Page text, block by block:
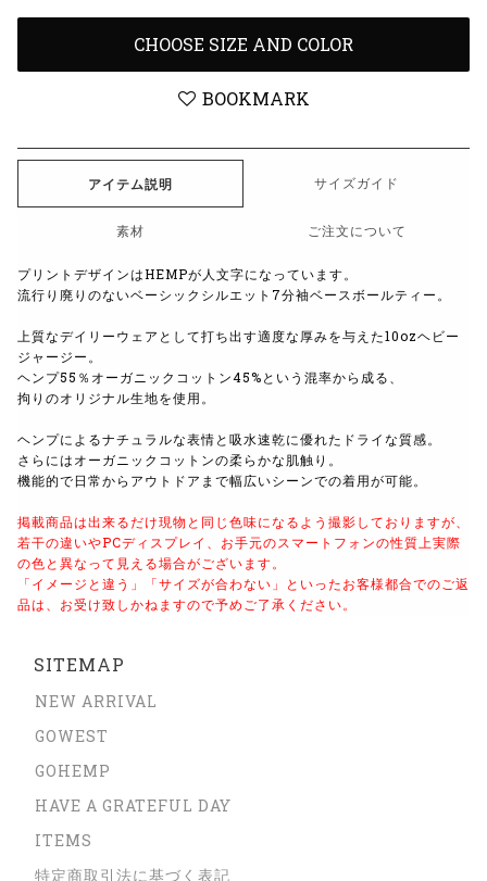
CHOOSE SIZE AND COLOR
BOOKMARK
アイテム説明 サイズガイド
素材 ご注文について
プリントデザインはHEMPが人文字になっています。
流行り廃りのないベーシックシルエット7分袖ベースボールティー。
上質なデイリーウェアとして打ち出す適度な厚みを与えた10ozヘビー
ジャージー。
ヘンプ55％オーガニックコットン45%という混率から成る、
拘りのオリジナル生地を使用。
ヘンプによるナチュラルな表情と吸水速乾に優れたドライな質感。
さらにはオーガニックコットンの柔らかな肌触り。
機能的で日常からアウトドアまで幅広いシーンでの着用が可能。
掲載商品は出来るだけ現物と同じ色味になるよう撮影しておりますが、
若干の違いやPCディスプレイ、お手元のスマートフォンの性質上実際
の色と異なって見える場合がございます。
「イメージと違う」「サイズが合わない」といったお客様都合でのご返
品は、お受け致しかねますので予めご了承ください。
SITEMAP
NEW ARRIVAL
GOWEST
GOHEMP
HAVE A GRATEFUL DAY
ITEMS
特定商取引法に基づく表記